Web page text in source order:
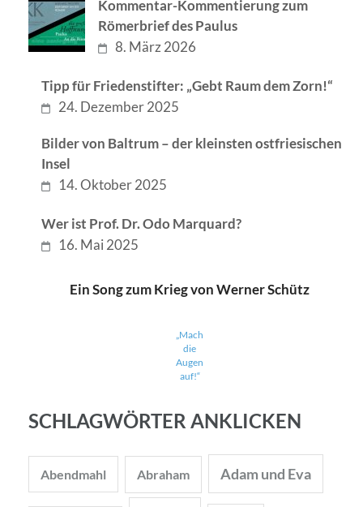
Kommentar-Kommentierung zum
Römerbrief des Paulus
8. März 2026
Tipp für Friedenstifter: „Gebt Raum dem Zorn!“
24. Dezember 2025
Bilder von Baltrum – der kleinsten ostfriesischen
Insel
14. Oktober 2025
Wer ist Prof. Dr. Odo Marquard?
16. Mai 2025
Ein Song zum Krieg von Werner Schütz
„Mach
die
Augen
auf!“
SCHLAGWÖRTER ANKLICKEN
Abendmahl Abraham Adam und Eva